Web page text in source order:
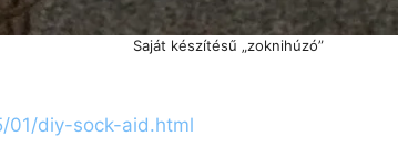
Saját készítésű „zoknihúzó”
01/diy-sock-aid.html